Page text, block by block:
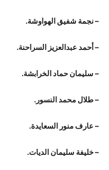
– نجمة شفيق الهواوشة.
– أحمد عبدالعزيز السراحنة.
– سليمان حماد الخرابشة.
– طلال محمد النسور.
– عارف منور السعايدة.
– خليفة سليمان الديات.